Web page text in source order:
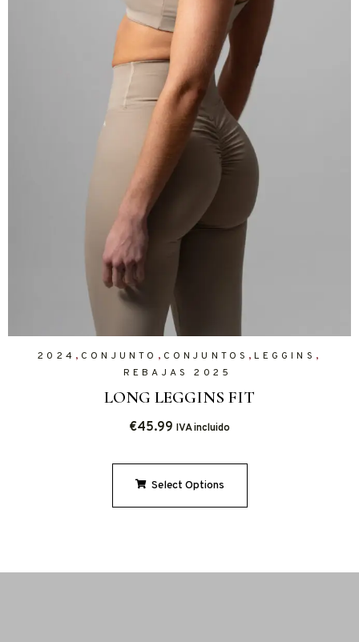
2024 , CONJUNTO , CONJUNTOS ,LEGGINS ,
REBAJAS 2025
LONG LEGGINS FIT
€45.99 IVA incluido
Select Options